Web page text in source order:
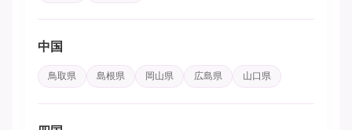
中国
鳥取県 島根県 岡山県 広島県 山口県